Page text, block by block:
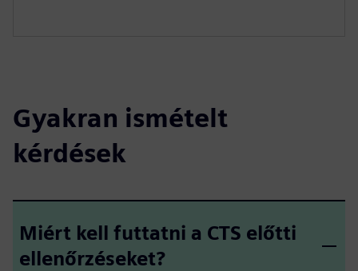
Gyakran ismételt
kérdések
Miért kell futtatni a CTS előtti
ellenőrzéseket?